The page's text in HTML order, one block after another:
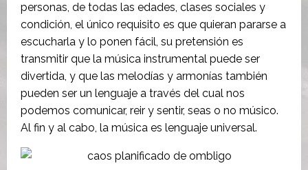
personas, de todas las edades, clases sociales y
condición, el único requisito es que quieran pararse a
escucharla y lo ponen fácil, su pretensión es
transmitir que la música instrumental puede ser
divertida, y que las melodías y armonías también
pueden ser un lenguaje a través del cual nos
podemos comunicar, reir y sentir, seas o no músico.
Al fin y al cabo, la música es lenguaje universal.